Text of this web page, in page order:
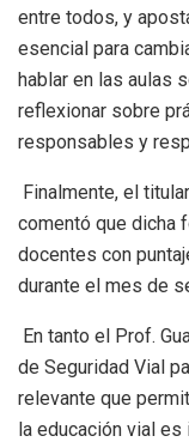
entre todos, y
esencial para
hablar en las aulas
reflexionar sobre
responsables y
Finalmente, el
comentó que dicha
docentes con
durante el mes de
En tanto el Prof.
de Seguridad Vial
relevante que
la educación vial es